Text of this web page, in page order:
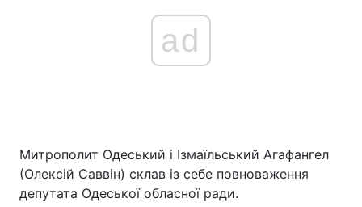
ad
Митрополит Одеський і Ізмаїльський Агафангел
(Олексій Саввін) склав із себе повноваження
депутата Одеської обласної ради.